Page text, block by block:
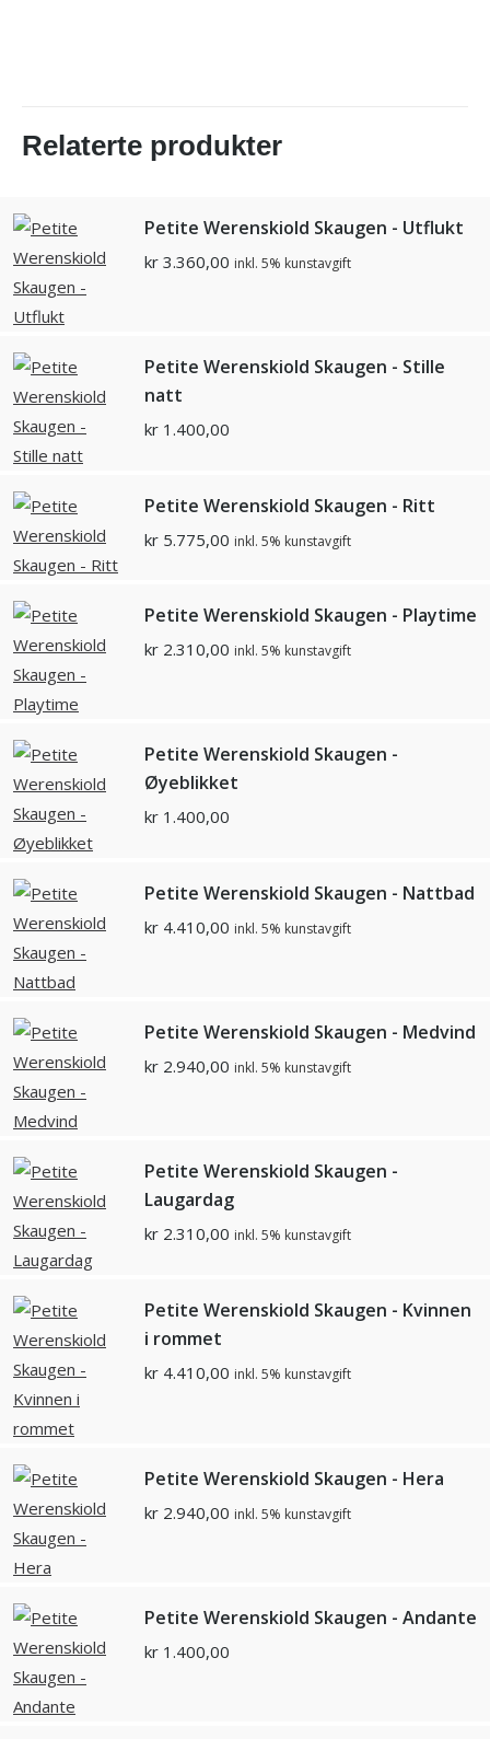
Relaterte produkter
Petite Werenskiold Skaugen - Utflukt
kr 3.360,00 inkl. 5% kunstavgift
Petite Werenskiold Skaugen - Stille
natt
kr 1.400,00
Petite Werenskiold Skaugen - Ritt
kr 5.775,00 inkl. 5% kunstavgift
Petite Werenskiold Skaugen - Playtime
kr 2.310,00 inkl. 5% kunstavgift
Petite Werenskiold Skaugen -
Øyeblikket
kr 1.400,00
Petite Werenskiold Skaugen - Nattbad
kr 4.410,00 inkl. 5% kunstavgift
Petite Werenskiold Skaugen - Medvind
kr 2.940,00 inkl. 5% kunstavgift
Petite Werenskiold Skaugen -
Laugardag
kr 2.310,00 inkl. 5% kunstavgift
Petite Werenskiold Skaugen - Kvinnen
i rommet
kr 4.410,00 inkl. 5% kunstavgift
Petite Werenskiold Skaugen - Hera
kr 2.940,00 inkl. 5% kunstavgift
Petite Werenskiold Skaugen - Andante
kr 1.400,00